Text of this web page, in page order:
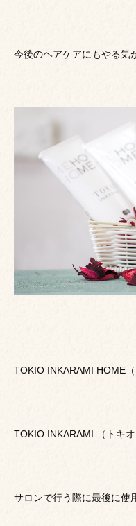
今後のヘアケアにもやる気
TOKIO INKARAMI HOME
TOKIO INKARAMI （トキ
サロンで行う際に最後に使